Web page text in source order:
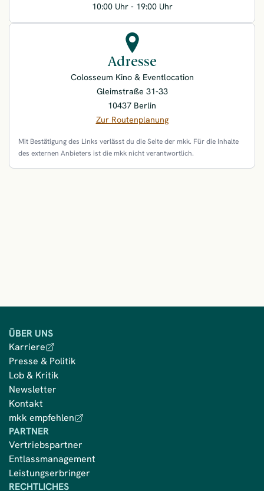
10:00 Uhr - 19:00 Uhr
Adresse
Colosseum Kino & Eventlocation
Gleimstraße 31-33
10437 Berlin
Zur Routenplanung
Mit Bestätigung des Links verlässt du die Seite der mkk. Für die Inhalte
des externen Anbieters ist die mkk nicht verantwortlich.
ÜBER UNS
Karriere
Presse & Politik
Lob & Kritik
Newsletter
Kontakt
mkk empfehlen
PARTNER
Vertriebspartner
Entlassmanagement
Leistungserbringer
RECHTLICHES